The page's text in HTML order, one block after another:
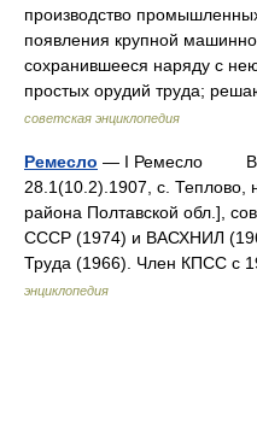
производство
появления крупной
сохранившееся наряду с
простых орудий труда;
советская энциклопедия
Ремесло — I Ремесло
28.1(10.2).1907, с. Теплово,
района Полтавской обл.],
СССР (1974) и ВАСХНИЛ
Труда (1966). Член КПСС
энциклопедия